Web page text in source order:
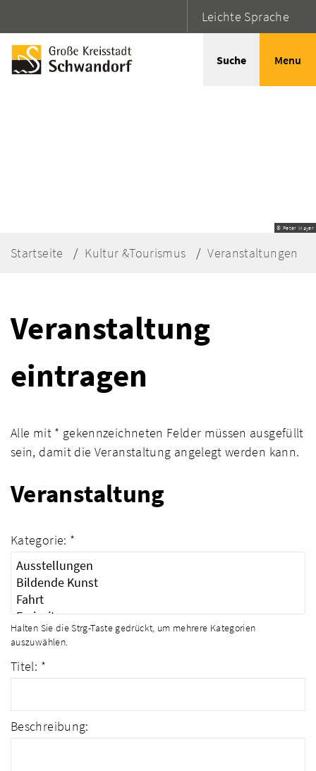
Leichte Sprache
Suche Menu
© Peter Mayer
Startseite Kultur &Tourismus Veranstaltungen
Veranstaltung
eintragen
Alle mit * gekennzeichneten Felder müssen ausgefüllt
sein, damit die Veranstaltung angelegt werden kann.
Veranstaltung
Kategorie: *
Halten Sie die Strg-Taste gedrückt, um mehrere Kategorien
auszuwählen.
Titel: *
Beschreibung: